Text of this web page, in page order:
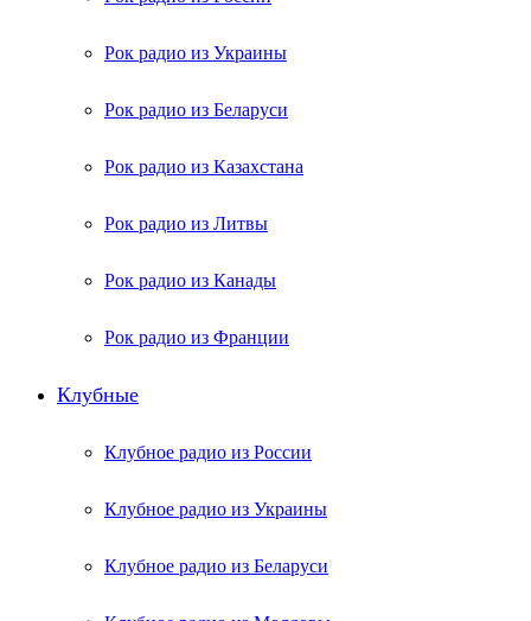
Рок радио из Украины
Рок радио из Беларуси
Рок радио из Казахстана
Рок радио из Литвы
Рок радио из Канады
Рок радио из Франции
Клубные
Клубное радио из России
Клубное радио из Украины
Клубное радио из Беларуси